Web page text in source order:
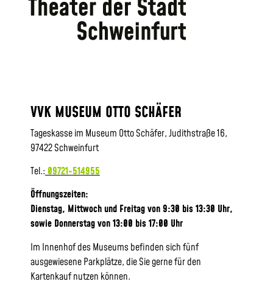
VVK MUSEUM OTTO SCHÄFER
Tageskasse im Museum Otto Schäfer, Judithstraße 16,
97422 Schweinfurt
Tel.: 09721-514955
Öffnungszeiten:
Dienstag, Mittwoch und Freitag von 9:30 bis 13:30 Uhr,
sowie Donnerstag von 13:00 bis 17:00 Uhr
Im Innenhof des Museums befinden sich fünf
ausgewiesene Parkplätze, die Sie gerne für den
Kartenkauf nutzen können.